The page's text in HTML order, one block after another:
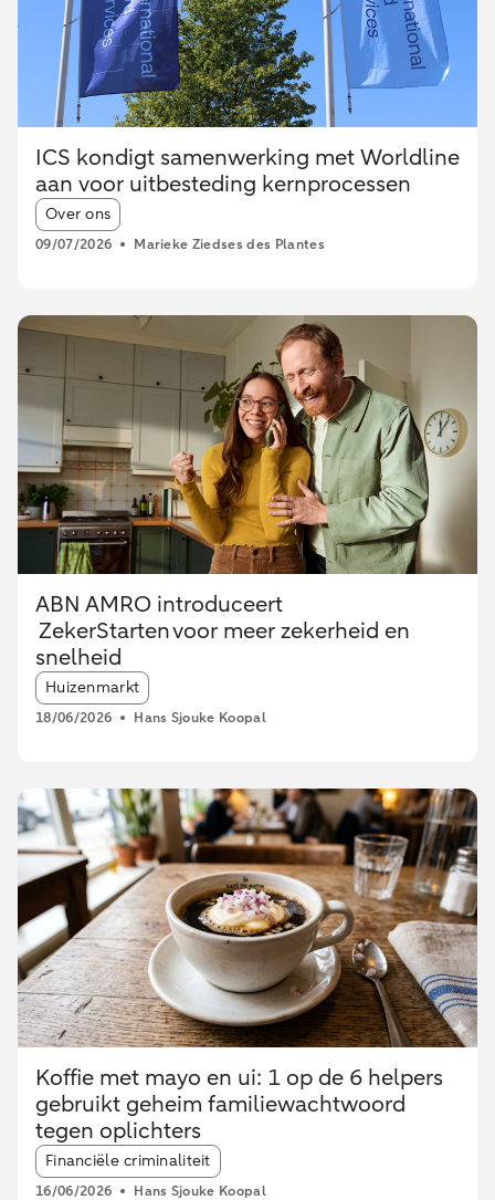
ICS kondigt samenwerking met Worldline
aan voor uitbesteding kernprocessen
Article tags:
Over ons
09/07/2026 Marieke Ziedses des Plantes
ABN AMRO introduceert
ZekerStarten voor meer zekerheid en
snelheid
Article tags:
Huizenmarkt
18/06/2026 Hans Sjouke Koopal
Koffie met mayo en ui: 1 op de 6 helpers
gebruikt geheim familiewachtwoord
tegen oplichters
Article tags:
Financiële criminaliteit
16/06/2026 Hans Sjouke Koopal